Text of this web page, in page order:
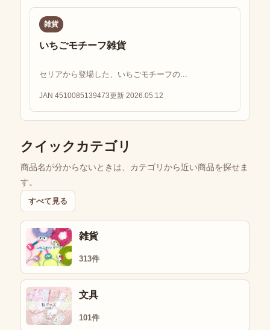
雑貨
いちごモチーフ雑貨
セリアから登場した、いちごモチーフの...
JAN 4510085139473更新 2026.05.12
クイックカテゴリ
商品名が分からないときは、カテゴリから近い商品を探せま
す。
すべて見る
雑貨
313件
文具
101件